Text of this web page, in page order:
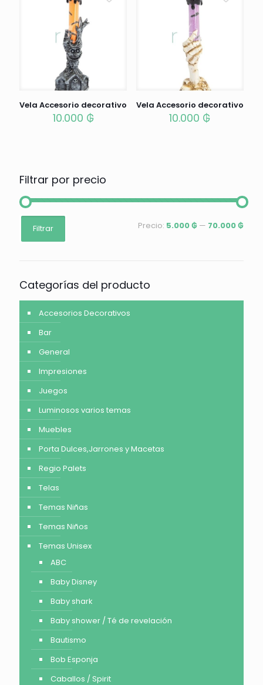
Vela Accesorio decorativo
10.000 ₲
Vela Accesorio decorativo
10.000 ₲
Filtrar por precio
Precio
mínimo
Precio
máximo
Filtrar Precio: 5.000 ₲ — 70.000 ₲
Categorías del producto
Accesorios Decorativos
Bar
General
Impresiones
Juegos
Luminosos varios temas
Muebles
Porta Dulces,Jarrones y Macetas
Regio Palets
Telas
Temas Niñas
Temas Niños
Temas Unisex
ABC
Baby Disney
Baby shark
Baby shower / Té de revelación
Bautismo
Bob Esponja
Caballos / Spirit